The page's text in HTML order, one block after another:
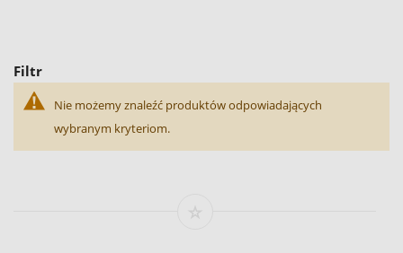
Filtr
Nie możemy znaleźć produktów odpowiadających
wybranym kryteriom.